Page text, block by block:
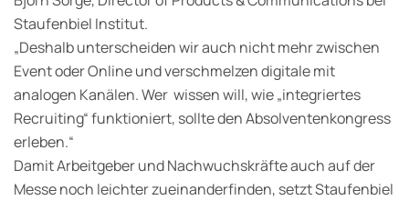
Staufenbiel Institut.
„Deshalb unterscheiden wir auch nicht mehr zwischen
Event oder Online und verschmelzen digitale mit
analogen Kanälen. Wer wissen will, wie „integriertes
Recruiting“ funktioniert, sollte den Absolventenkongress
erleben.“
Damit Arbeitgeber und Nachwuchskräfte auch auf der
Messe noch leichter zueinanderfinden, setzt Staufenbiel